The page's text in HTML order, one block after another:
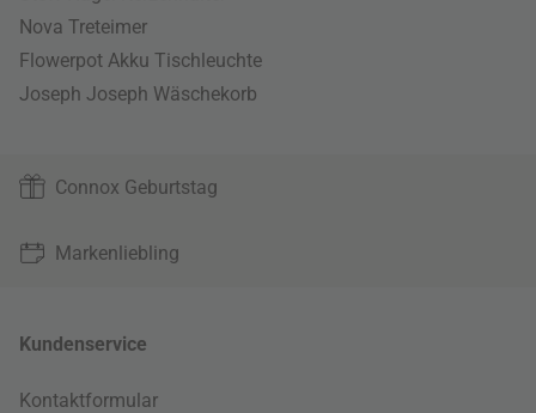
Nova Treteimer
Flowerpot Akku Tischleuchte
Joseph Joseph Wäschekorb
Connox Geburtstag
Markenliebling
Kundenservice
Kontaktformular